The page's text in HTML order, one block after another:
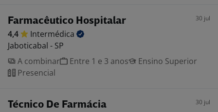
Farmacêutico Hospitalar 30 jul
4,4
Intermédica
Jaboticabal - SP
A combinar
Entre 1 e 3 anos
Ensino Superior
Presencial
Técnico De Farmácia 30 jul